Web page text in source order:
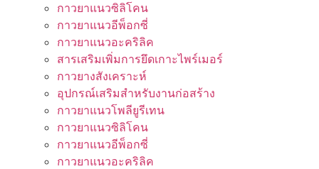
กาวยาแนวซิลิโคน
กาวยาแนวอีพ็อกซี่
กาวยาแนวอะคริลิค
สารเสริมเพิ่มการยึดเกาะไพร์เมอร์
กาวยางสังเคราะห์
อุปกรณ์เสริมสำหรับงานก่อสร้าง
กาวยาแนวโพลียูรีเทน
กาวยาแนวซิลิโคน
กาวยาแนวอีพ็อกซี่
กาวยาแนวอะคริลิค